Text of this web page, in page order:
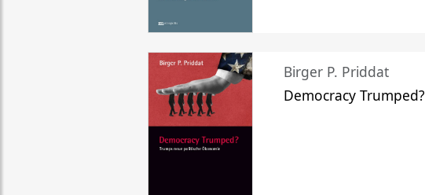
Birger P. Priddat
Democracy Trumped?